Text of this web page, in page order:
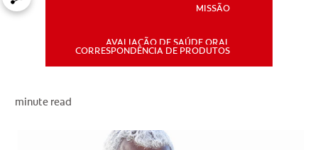
MISSÃO
AVALIAÇÃO DE SAÚDE ORAL
CORRESPONDÊNCIA DE PRODUTOS
minute read